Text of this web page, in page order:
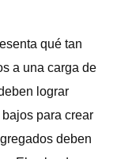
qué tan
a una carga de
lograr
para crear
deben